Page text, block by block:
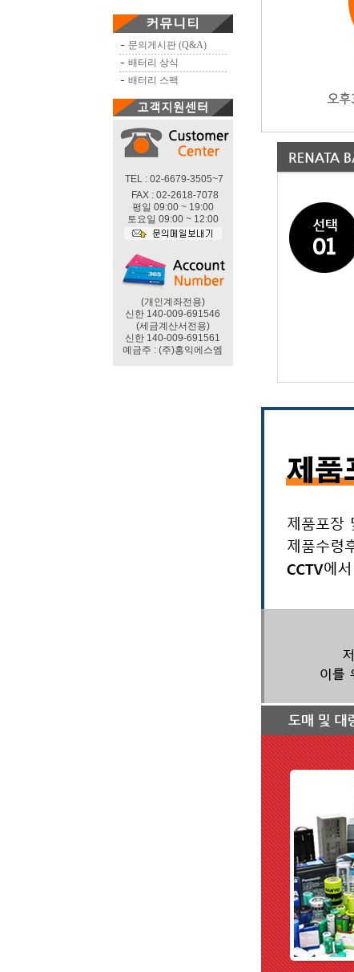
문의게시판 (Q&A)
배터리 상식
배터리 스팩
TEL : 02-6679-3505~7
FAX : 02-2618-7078
평일 09:00 ~ 19:00
토요일 09:00 ~ 12:00
(개인계좌전용)
신한 140-009-691546
(세금계산서전용)
신한 140-009-691561
예금주 : (주)홍익에스엠